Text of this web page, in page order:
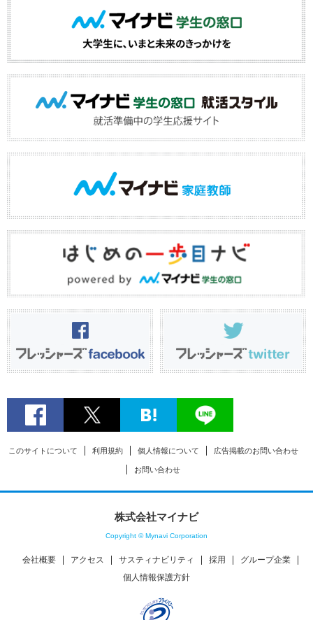
このサイトについて 利用規約 個人情報について 広告掲載のお問い合わせ
お問い合わせ
株式会社マイナビ
Copyright © Mynavi Corporation
会社概要 アクセス サスティナビリティ 採用
グループ企業
個人情報保護方針